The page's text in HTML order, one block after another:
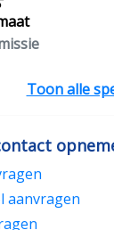
Toon alle
aanvragen